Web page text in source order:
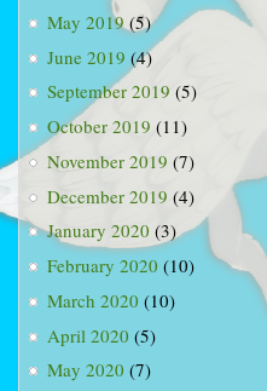
May 2019(5)
June 2019 (4)
September 2019 (5)
October 2019 (11)
November 2019 (7)
December 2019 (4)
January 2020 (3)
February 2020 (10)
March 2020 (10)
April 2020 (5)
May 2020 (7)